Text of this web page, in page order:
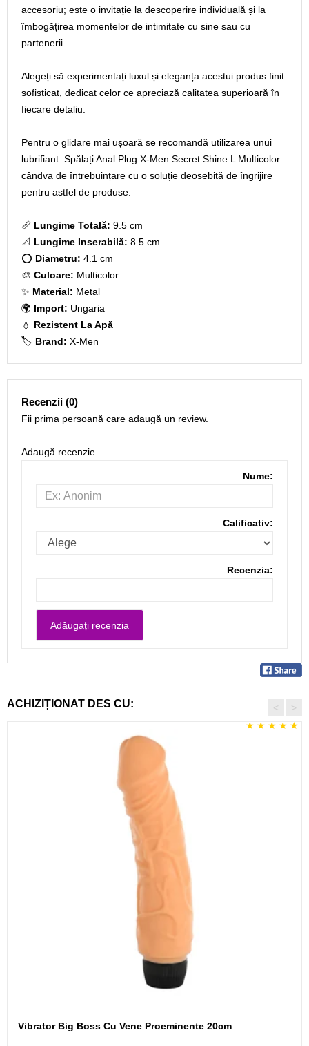
accesoriu; este o invitație la descoperire individuală și la
îmbogățirea momentelor de intimitate cu sine sau cu
partenerii.
Alegeți să experimentați luxul și eleganța acestui produs finit
sofisticat, dedicat celor ce apreciază calitatea superioară în
fiecare detaliu.
Pentru o glidare mai ușoară se recomandă utilizarea unui
lubrifiant. Spălați Anal Plug X-Men Secret Shine L Multicolor
cândva de întrebuințare cu o soluție deosebită de îngrijire
pentru astfel de produse.
📏 Lungime Totală: 9.5 cm
📐 Lungime Inserabilă: 8.5 cm
⭕ Diametru: 4.1 cm
🎨 Culoare: Multicolor
✨ Material: Metal
🌍 Import: Ungaria
💧 Rezistent La Apă
🏷️ Brand: X-Men
Recenzii (0)
Fii prima persoană care adaugă un review.
Adaugă recenzie
Nume:
Calificativ:
Recenzia:
ACHIZIȚIONAT DES CU:
Vibrator Big Boss Cu Vene Proeminente 20cm
< >